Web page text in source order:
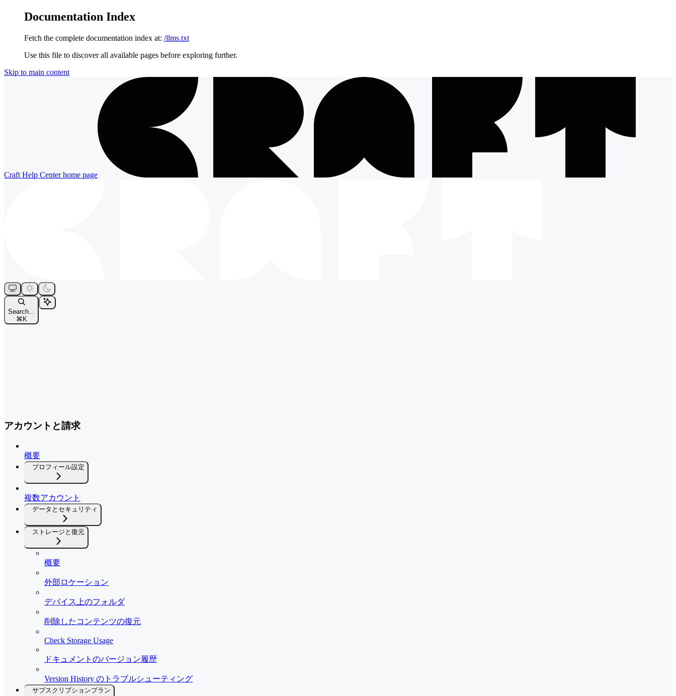
Documentation Index
Fetch the complete documentation index at: /llms.txt
Use this file to discover all available pages before exploring further.
Skip to main content
Craft Help Centerhome page
Search...
⌘ K
アカウントと請求
概要
プロフィール設定
複数アカウント
データとセキュリティ
ストレージと復元
概要
外部ロケーション
デバイス上のフォルダ
削除したコンテンツの復元
Check Storage Usage
ドキュメントのバージョン履歴
Version History のトラブルシューティング
サブスクリプションプラン